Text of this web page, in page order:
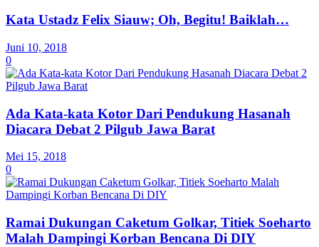
Kata Ustadz Felix Siauw; Oh, Begitu! Baiklah…
Juni 10, 2018
0
Ada Kata-kata Kotor Dari Pendukung Hasanah
Diacara Debat 2 Pilgub Jawa Barat
Mei 15, 2018
0
Ramai Dukungan Caketum Golkar, Titiek Soeharto
Malah Dampingi Korban Bencana Di DIY